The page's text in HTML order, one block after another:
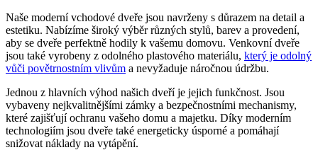
Naše moderní vchodové dveře jsou navrženy s důrazem na detail a
estetiku. Nabízíme široký výběr různých stylů, barev a provedení,
aby se dveře perfektně hodily k vašemu domovu. Venkovní dveře
jsou také vyrobeny z odolného plastového materiálu, který je odolný
vůči povětrnostním vlivům a nevyžaduje náročnou údržbu.
Jednou z hlavních výhod našich dveří je jejich funkčnost. Jsou
vybaveny nejkvalitnějšími zámky a bezpečnostními mechanismy,
které zajišťují ochranu vašeho domu a majetku. Díky moderním
technologiím jsou dveře také energeticky úsporné a pomáhají
snižovat náklady na vytápění.